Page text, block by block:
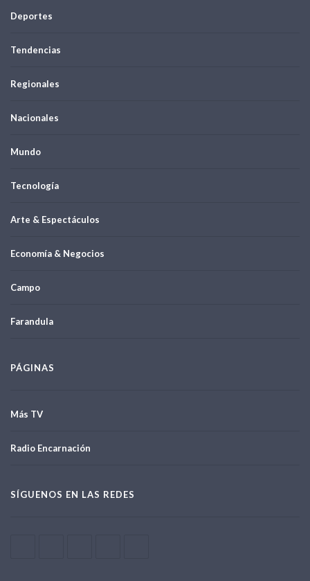
Deportes
Tendencias
Regionales
Nacionales
Mundo
Tecnología
Arte & Espectáculos
Economía & Negocios
Campo
Farandula
PÁGINAS
Más TV
Radio Encarnación
SÍGUENOS EN LAS REDES